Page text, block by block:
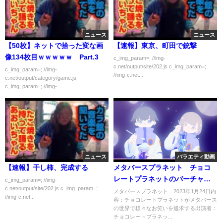
ニュース
【50枚】ネットで拾った変な画
像134枚目ｗｗｗｗｗ Part.3
c_img_param=; //img-
c.net/output/category/game.js
c_img_param=; //img-...
ニュース
【速報】東京、町田で銃撃
c_img_param=; //img-
c.net/output/site/202.js c_img_param=;
//img-c.net...
ニュース
【速報】干し柿、完成する
c_img_param=; //img-
c.net/output/site/202.js c_img_param=;
//img-c.net...
バラエティ動画
メタバースプラネット チョコ
レートプラネットのバーチャル
空間バラエティ 1月24日
メタバースプラネット 2023年1月24日内
容：チョコレートプラネットがメタバース
の世界で様々なお笑いを追求する出演者：
チョコレートプラネッ...